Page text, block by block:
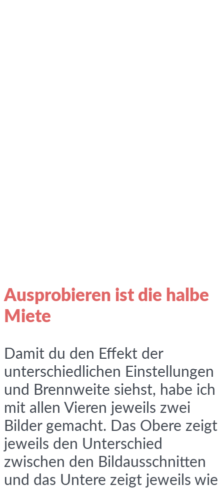
Ausprobieren ist die halbe
Miete
Damit du den Effekt der
unterschiedlichen Einstellungen
und Brennweite siehst, habe ich
mit allen Vieren jeweils zwei
Bilder gemacht. Das Obere zeigt
jeweils den Unterschied
zwischen den Bildausschnitten
und das Untere zeigt jeweils wie